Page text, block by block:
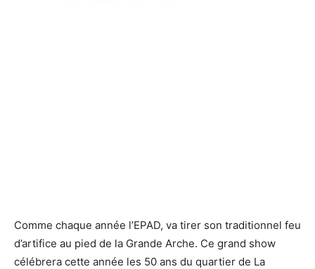
Comme chaque année l’EPAD, va tirer son traditionnel feu
d’artifice au pied de la Grande Arche. Ce grand show
célébrera cette année les 50 ans du quartier de La